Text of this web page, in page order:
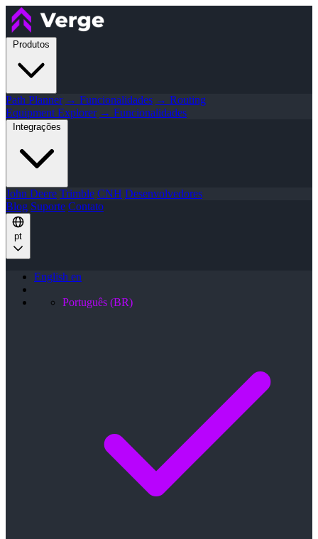
Produtos
Path Planner → Funcionalidades → Routing
Equipment Explorer → Funcionalidades
Integrações
John Deere Trimble CNH Desenvolvedores
Blog Suporte Contato
pt
English en
Português (BR)